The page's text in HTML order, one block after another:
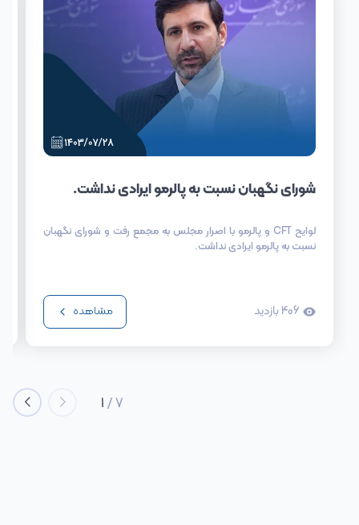
شورای نگهبان نسبت به پالرمو ایرادی نداشت.
لوایح CFT و پالرمو با اصرار مجلس به مجمع رفت و شورای نگهبان
نسبت به پالرمو ایرادی نداشت.
406 بازدید مشاهده
1/7